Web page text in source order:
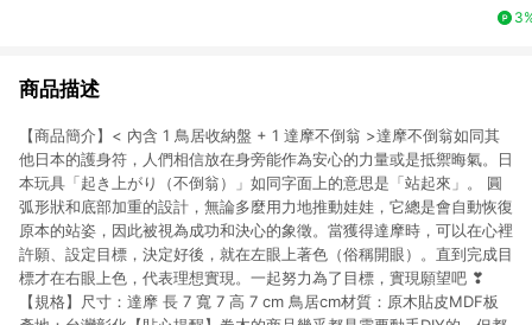
商品描述
【商品簡介】< 內含 1 鳥居收納盤 + 1 達摩不倒翁 >達摩不倒翁如同其
他日本的護身符，人們相信放在身旁能作為安心的力量或是抵禦晦氣。日
本玩具「起き上がり（不倒翁）」如同字面上的意思是「站起來」。 圓
弧形狀和底部加重的設計，無論多麼用力地推動娃娃，它總是會自動恢復
原本的站姿，因此被視為成功和決心的象徵。當獲得達摩時，可以在心裡
許願、設定目標，決定好後，就在左眼上著色（俗稱開眼）。直到完成目
標才在右眼上色，代表理想實現。一起努力為了目標，實現願望吧 ❣
【規格】尺寸：達摩 長 7 寬 7 高 7 cm 鳥居cm材質：原木貼皮MDF板